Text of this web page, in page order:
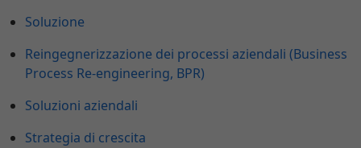
Soluzione
Reingegnerizzazione dei processi aziendali (Business
Process Re-engineering, BPR)
Soluzioni aziendali
Strategia di crescita